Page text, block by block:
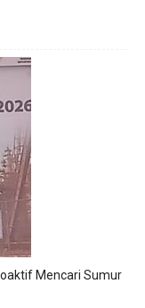
Mencari Sumur